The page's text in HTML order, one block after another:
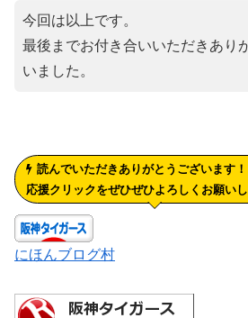
今回は以上です。
最後までお付き合いいただきあり
いました。
読んでいただきありがとうございます！
応援クリックをぜひぜひよろしくお願いし
にほんブログ村